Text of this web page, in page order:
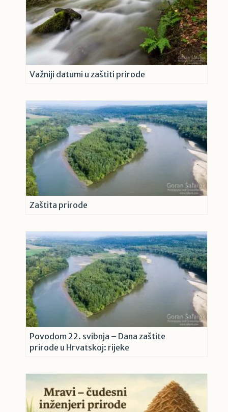
Važniji datumi u zaštiti prirode
Zaštita prirode
Povodom 22. svibnja – Dana zaštite
prirode u Hrvatskoj: rijeke